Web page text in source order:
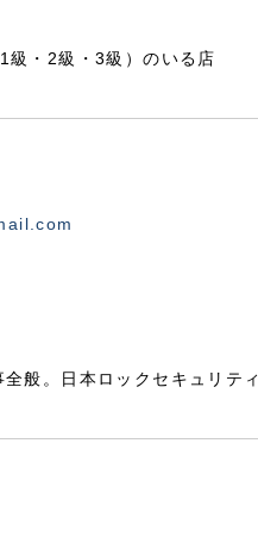
・2級・3級）のいる店
般。日本ロックセキュリティ